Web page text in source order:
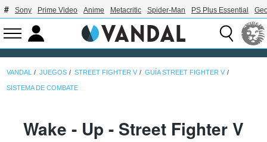
Sony Prime Video Anime Metacritic Spider-Man PS Plus Essential
VANDAL JUEGOS STREET FIGHTER V GUÍA STREET FIGHTER V
SISTEMA DE COMBATE
Wake - Up - Street Fighter V